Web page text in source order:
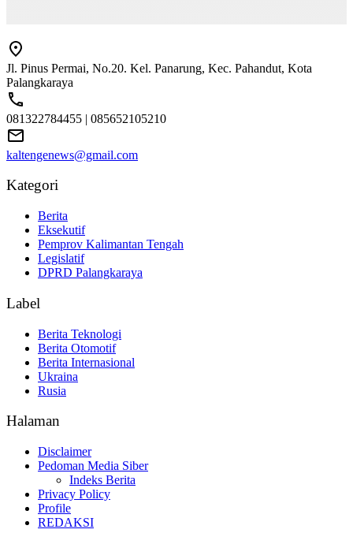
Jl. Pinus Permai, No.20. Kel. Panarung, Kec. Pahandut, Kota
Palangkaraya
081322784455 | 085652105210
kaltengenews@gmail.com
Kategori
Berita
Eksekutif
Pemprov Kalimantan Tengah
Legislatif
DPRD Palangkaraya
Label
Berita Teknologi
Berita Otomotif
Berita Internasional
Ukraina
Rusia
Halaman
Disclaimer
Pedoman Media Siber
Indeks Berita
Privacy Policy
Profile
REDAKSI